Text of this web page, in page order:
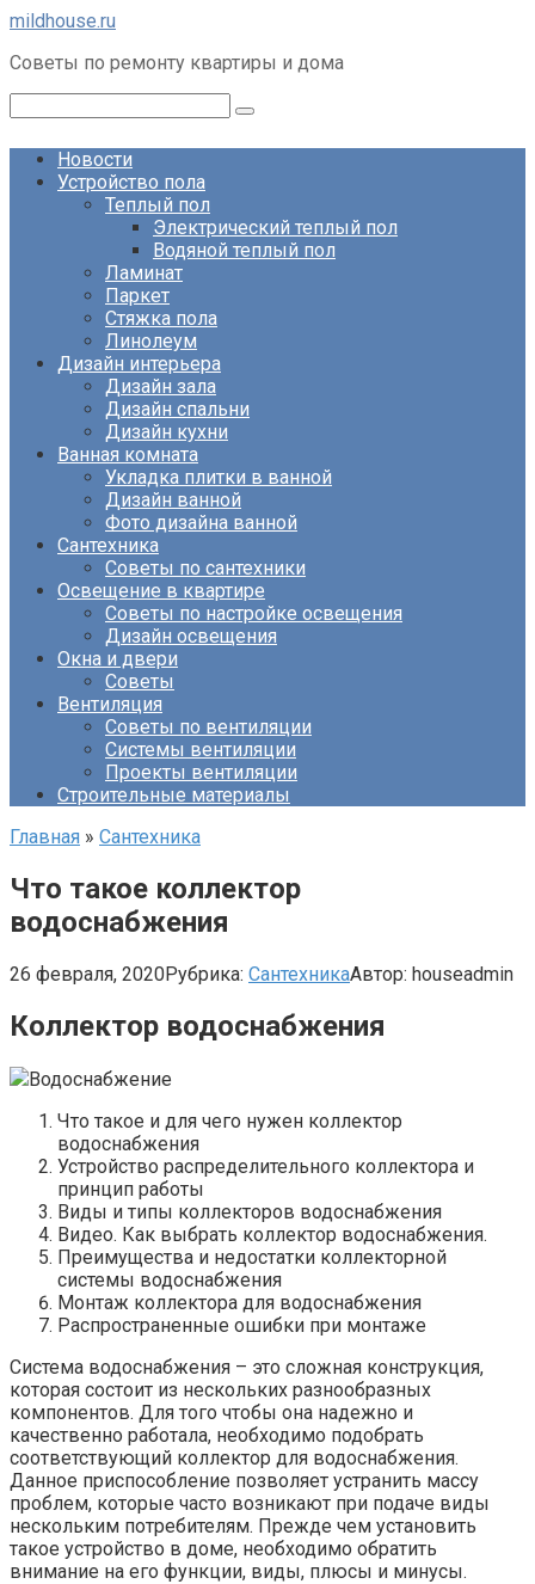
Перейти
контенту
mildhouse.ru
Советы по ремонту квартиры и дома
Новости
Устройство пола
Теплый пол
Электрический теплый пол
Водяной теплый пол
Ламинат
Паркет
Стяжка пола
Линолеум
Дизайн интерьера
Дизайн зала
Дизайн спальни
Дизайн кухни
Ванная комната
Укладка плитки в ванной
Дизайн ванной
Фото дизайна ванной
Сантехника
Советы по сантехники
Освещение в квартире
Советы по настройке освещения
Дизайн освещения
Окна и двери
Советы
Вентиляция
Советы по вентиляции
Системы вентиляции
Проекты вентиляции
Строительные материалы
Главная » Сантехника
Что такое коллектор
водоснабжения
26 февраля, 2020Рубрика: СантехникаАвтор: houseadmin
Коллектор водоснабжения
Водоснабжение
Что такое и для чего нужен коллектор
водоснабжения
Устройство распределительного коллектора и
принцип работы
Виды и типы коллекторов водоснабжения
Видео. Как выбрать коллектор водоснабжения.
Преимущества и недостатки коллекторной
системы водоснабжения
Монтаж коллектора для водоснабжения
Распространенные ошибки при монтаже
Система водоснабжения – это сложная конструкция,
которая состоит из нескольких разнообразных
компонентов. Для того чтобы она надежно и
качественно работала, необходимо подобрать
соответствующий коллектор для водоснабжения.
Данное приспособление позволяет устранить массу
проблем, которые часто возникают при подаче виды
нескольким потребителям. Прежде чем установить
такое устройство в доме, необходимо обратить
внимание на его функции, виды, плюсы и минусы.